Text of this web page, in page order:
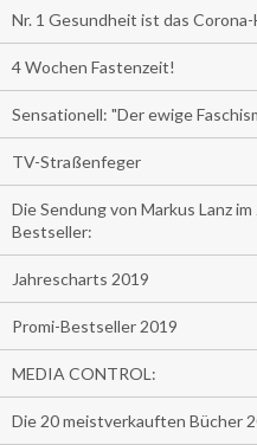
Nr. 1 Gesundheit ist das
4 Wochen Fastenzeit!
Sensationell: "Der ewige
TV-Straßenfeger
Die Sendung von Markus Lanz
Bestseller:
Jahrescharts 2019
Promi-Bestseller 2019
MEDIA CONTROL:
Die 20 meistverkauften Bücher